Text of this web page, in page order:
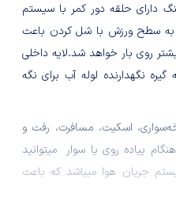
دارای حلقه دور کمر با سیستم
به سطح ورزش با شل کردن باعث
روی بار خواهد شد.لایه داخلی
نگهدارنده لوله آب برای نگه
اسکیت، مسافرت، رفت و
هنگام پیاده روی یا سوار میتوانید
جریان هوا میباشد که باعث